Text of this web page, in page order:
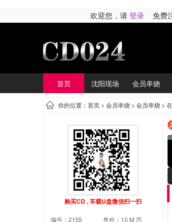
欢迎您，请登录 免费
首页 沈阳现场 会员串烧
你的位置：首页 > 会员串烧 > 会员串烧 >
购买CD , 车载U盘微信扫一扫
编号：2155
售价：10 M 币